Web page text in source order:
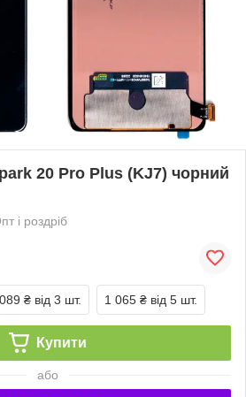
20 Pro Plus (KJ7) чорний
і роздріб
₴ від 3 шт. 1 065 ₴ від 5 шт.
Купити
або